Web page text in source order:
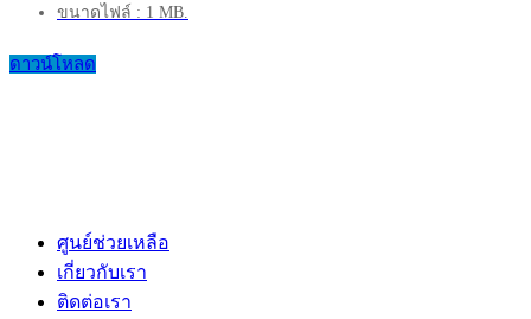
ขนาดไฟล์ : 1 MB.
ดาวน์โหลด
ศูนย์ช่วยเหลือ
เกี่ยวกับเรา
ติดต่อเรา